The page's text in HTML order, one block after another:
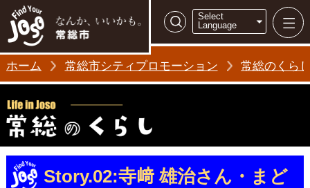
常総市シテ
検索
Select
Language
ホーム 常総市シティプロモーション 常総のくら
Story.02:寺﨑 雄治さん・まど